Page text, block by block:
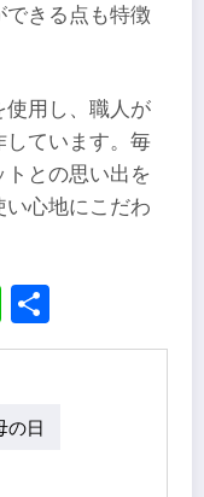
きる点も特徴
使用し、職人が
しています。毎
トとの思い出を
心地にこだわ
Line
の日